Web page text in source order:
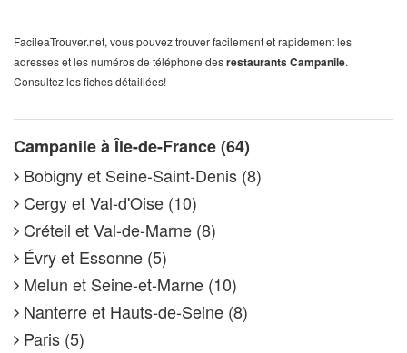
FacileaTrouver.net, vous pouvez trouver facilement et rapidement les
adresses et les numéros de téléphone desrestaurants Campanile.
Consultez les fiches détaillées!
Campanile à Île-de-France (64)
Bobigny et Seine-Saint-Denis (8)
Cergy et Val-d'Oise (10)
Créteil et Val-de-Marne (8)
Évry et Essonne (5)
Melun et Seine-et-Marne (10)
Nanterre et Hauts-de-Seine (8)
Paris (5)